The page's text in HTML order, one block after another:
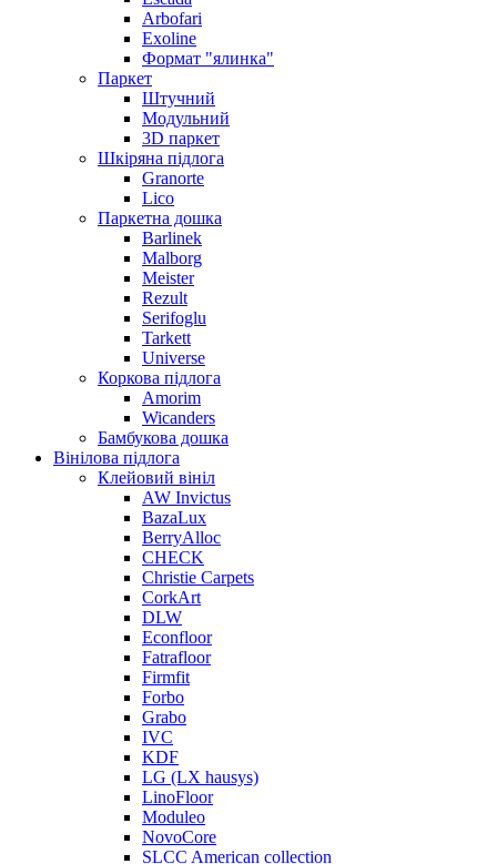
Arbofari
Exoline
Формат "ялинка"
Паркет
Штучний
Модульний
3D паркет
Шкіряна підлога
Granorte
Lico
Паркетна дошка
Barlinek
Malborg
Meister
Rezult
Serifoglu
Tarkett
Universe
Коркова підлога
Amorim
Wicanders
Бамбукова дошка
Вінілова підлога
Клейовий вініл
AW Invictus
BazaLux
BerryAlloc
CHECK
Christie Carpets
CorkArt
DLW
Econfloor
Fatrafloor
Firmfit
Forbo
Grabo
IVC
KDF
LG (LX hausys)
LinoFloor
Moduleo
NovoCore
SLCC American collection